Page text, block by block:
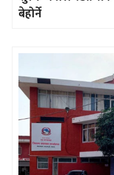
बेहोर्ने